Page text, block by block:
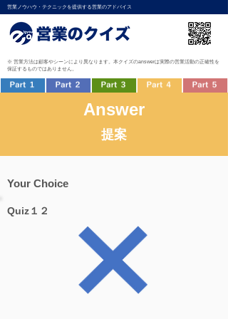
営業ノウハウ・テクニックを提供する営業のアドバイス
※ 営業方法は顧客やシーンにより異なります。本クイズのanswerは実際の営業活動の正確性を
保証するものではありません。
Answer
提案
Your Choice
Quiz１２